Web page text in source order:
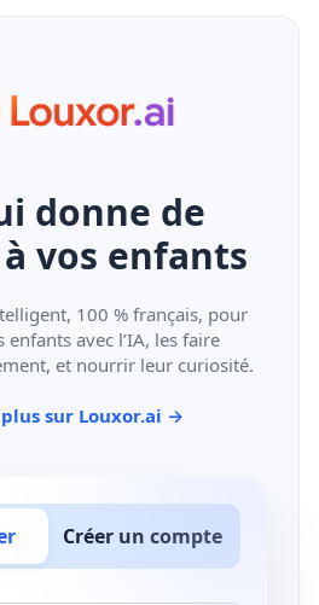
donne de
à vos enfants
100 % français, pour
avec l’IA, les faire
et nourrir leur curiosité.
sur Louxor.ai →
Créer un compte